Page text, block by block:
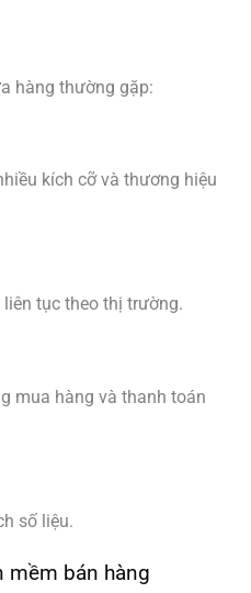
hàng thường gặp:
kích cỡ và thương hiệu
tục theo thị trường.
mua hàng và thanh toán
số liệu.
mềm bán hàng